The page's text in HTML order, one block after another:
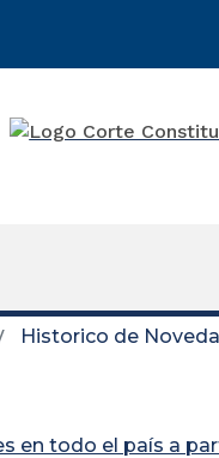
Historico de
en todo el país a